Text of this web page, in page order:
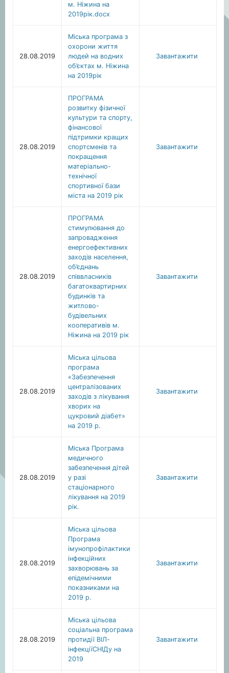
м. Ніжина на
2019рік.docx
28.08.2019
Міська програма з
охорони життя
людей на водних
об’єктах м. Ніжина
на 2019рік
Завантажити
28.08.2019
ПРОГРАМА
розвитку фізичної
культури та спорту,
фінансової
підтримки кращих
спортсменів та
покращення
матеріально-
технічної
спортивної бази
міста на 2019 рік
Завантажити
28.08.2019
ПРОГРАМА
стимулювання до
запровадження
енергоефективних
заходів населення,
об’єднань
співвласників
багатоквартирних
будинків та
житлово-
будівельних
кооперативів м.
Ніжина на 2019 рік
Завантажити
28.08.2019
Міська цільова
програма
«Забезпечення
централізованих
заходів з лікування
хворих на
цукровий діабет»
на 2019 р.
Завантажити
28.08.2019
Міська Програма
медичного
забезпечення дітей
у разі
стаціонарного
лікування на 2019
рік.
Завантажити
28.08.2019
Міська цільова
Програма
імунопрофілактики
інфекційних
захворювань за
епідемічними
показниками на
2019 р.
Завантажити
28.08.2019
Міська цільова
соціальна програма
протидії ВІЛ-
інфекціїСНІДу на
2019
Завантажити